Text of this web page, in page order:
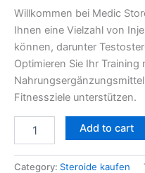
Willkommen bei Medic
Ihnen eine Vielzahl von
können, darunter
Optimieren Sie Ihr
Fitnessziele unterstützen.
Add to cart
Category: Steroide kaufen